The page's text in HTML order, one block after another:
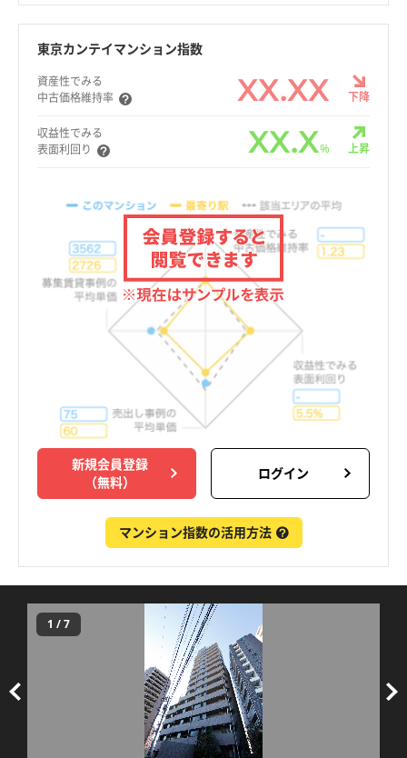
東京カンテイマンション指数
資産性でみる
中古価格維持率
XX.XX 下降
収益性でみる
表面利回り
XX.X% 上昇
新規会員登録
（無料）
ログイン
マンション指数の活用方法
1 /7